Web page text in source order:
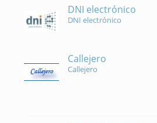
DNI electrónico
DNI electrónico
Callejero
Callejero